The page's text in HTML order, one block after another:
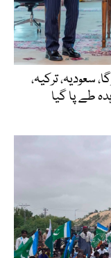
سعودیہ، ترکیہ،
طے پا گیا